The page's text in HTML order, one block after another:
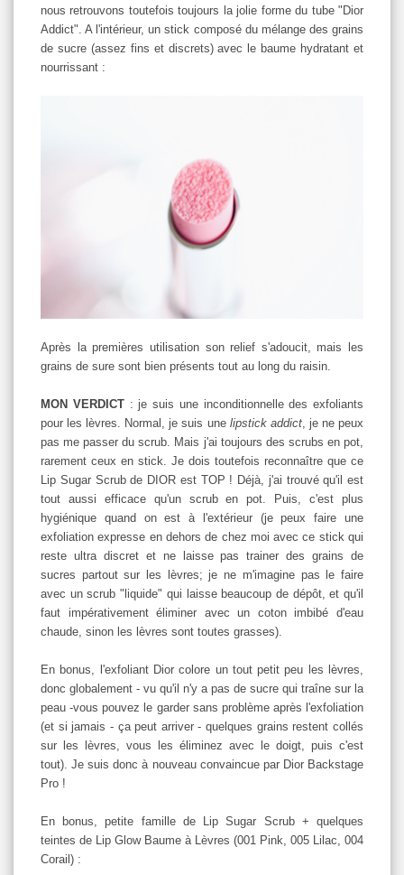
nous retrouvons toutefois toujours la jolie forme du tube "Dior
Addict". A l'intérieur, un stick composé du mélange des grains
de sucre (assez fins et discrets) avec le baume hydratant et
nourrissant :
Après la premières utilisation son relief s'adoucit, mais les
grains de sure sont bien présents tout au long du raisin.
MON VERDICT: je suis une inconditionnelle des exfoliants
pour les lèvres. Normal, je suis une lipstick addict, je ne peux
pas me passer du scrub. Mais j'ai toujours des scrubs en pot,
rarement ceux en stick. Je dois toutefois reconnaître que ce
Lip Sugar Scrub de DIOR est TOP ! Déjà, j'ai trouvé qu'il est
tout aussi efficace qu'un scrub en pot. Puis, c'est plus
hygiénique quand on est à l'extérieur (je peux faire une
exfoliation expresse en dehors de chez moi avec ce stick qui
reste ultra discret et ne laisse pas trainer des grains de
sucres partout sur les lèvres; je ne m'imagine pas le faire
avec un scrub "liquide" qui laisse beaucoup de dépôt, et qu'il
faut impérativement éliminer avec un coton imbibé d'eau
chaude, sinon les lèvres sont toutes grasses).
En bonus, l'exfoliant Dior colore un tout petit peu les lèvres,
donc globalement - vu qu'il n'y a pas de sucre qui traîne sur la
peau -vous pouvez le garder sans problème après l'exfoliation
(et si jamais - ça peut arriver - quelques grains restent collés
sur les lèvres, vous les éliminez avec le doigt, puis c'est
tout). Je suis donc à nouveau convaincue par Dior Backstage
Pro !
En bonus, petite famille de Lip Sugar Scrub + quelques
teintes de Lip Glow Baume à Lèvres (001 Pink, 005 Lilac, 004
Corail) :